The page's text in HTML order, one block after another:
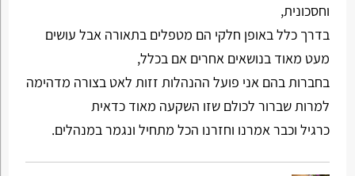
וחסכונית,
בדרך כלל באופן חלקי הם מטפלים בתאורה אבל עושים
מעט מאוד בנושאים אחרים אם בכלל,
בחברות בהם אני פועל ההנהלות זזות לאט בצורה מדהימה
למרות שברור לכולם שזו השקעה מאוד כדאית
כרגיל וכבר אמרנו וחזרנו הכל מתחיל ונגמר במנהלים.